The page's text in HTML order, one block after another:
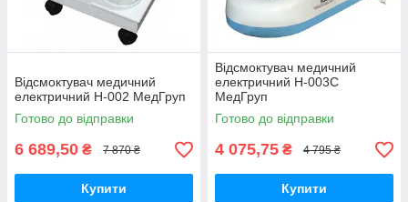
Відсмоктувач медичний
електричний Н-002 МедГруп
Готово до відправки
6 689,50 ₴ 7 870 ₴
Купити
Відсмоктувач медичний
електричний Н-003С
МедГруп
Готово до відправки
4 075,75 ₴ 4 795 ₴
Купити